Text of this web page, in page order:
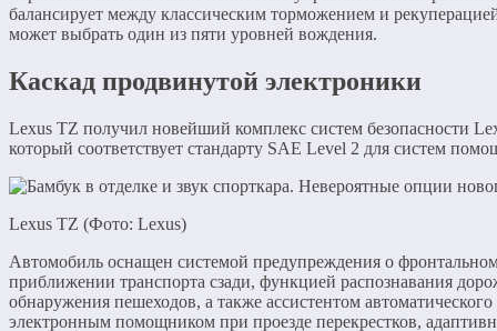
балансирует между классическим торможением и
может выбрать один из пяти уровней вождения.
Каскад продвинутой электроники
Lexus TZ получил новейший комплекс систем безопасности
который соответствует стандарту SAE Level 2 для систем
Lexus TZ (Фото: Lexus)
Автомобиль оснащен системой предупреждения о
приближении транспорта сзади, функцией распознавания
обнаружения пешеходов, а также ассистентом
электронным помощником при проезде перекрестков,